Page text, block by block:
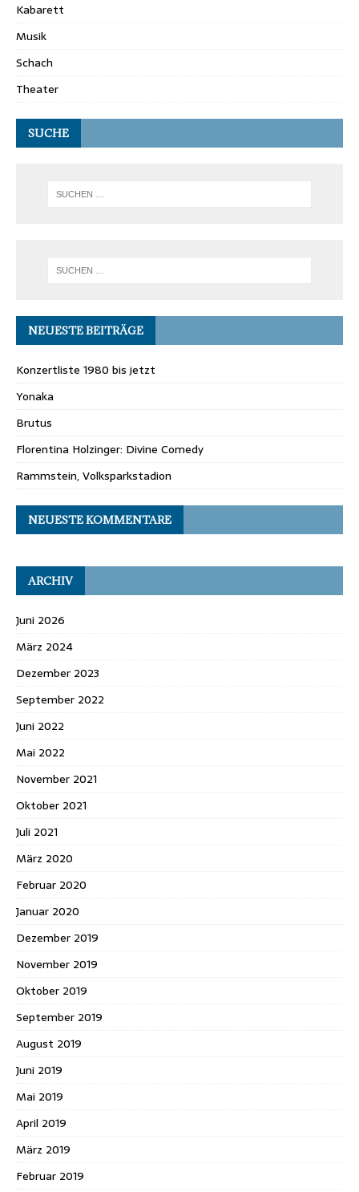
Kabarett
Musik
Schach
Theater
SUCHE
NEUESTE BEITRÄGE
Konzertliste 1980 bis jetzt
Yonaka
Brutus
Florentina Holzinger: Divine Comedy
Rammstein, Volksparkstadion
NEUESTE KOMMENTARE
ARCHIV
Juni 2026
März 2024
Dezember 2023
September 2022
Juni 2022
Mai 2022
November 2021
Oktober 2021
Juli 2021
März 2020
Februar 2020
Januar 2020
Dezember 2019
November 2019
Oktober 2019
September 2019
August 2019
Juni 2019
Mai 2019
April 2019
März 2019
Februar 2019